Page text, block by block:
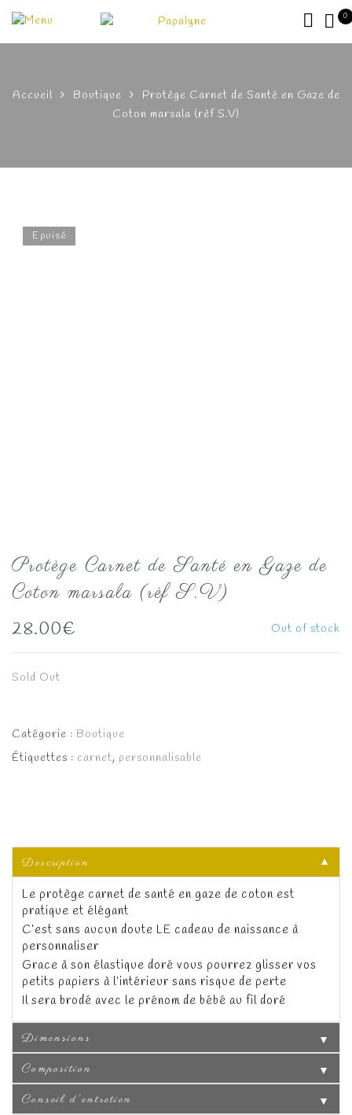
0
Accueil Boutique
Protège Carnet de Santé en Gaze de
Coton marsala (rèf S.V)
Epuisé
Protège Carnet de Santé en Gaze de
Coton marsala (rèf S.V)
28.00€ Out of stock
Sold Out
Catégorie : Boutique
Étiquettes : carnet, personnalisable
Description
▼
Le protège carnet de santé en gaze de coton est
pratique et élégant
C’est sans aucun doute LE cadeau de naissance à
personnaliser
Grace à son élastique doré vous pourrez glisser vos
petits papiers à l’intérieur sans risque de perte
Il sera brodé avec le prénom de bébé au fil doré
Dimensions ▼
Composition ▼
Conseil d'entretien ▼